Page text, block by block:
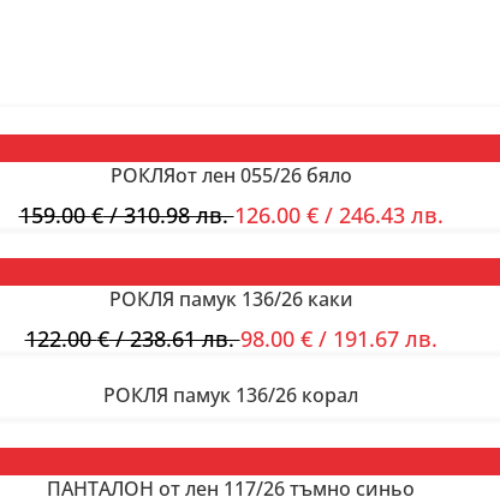
РОКЛЯот лен 055/26 бяло
159.00€/ 310.98 лв.126.00 €/ 246.43 лв.
РОКЛЯ памук 136/26 каки
122.00€/ 238.61 лв.98.00 €/ 191.67 лв.
РОКЛЯ памук 136/26 корал
ПАНТАЛОН от лен 117/26 тъмно синьо